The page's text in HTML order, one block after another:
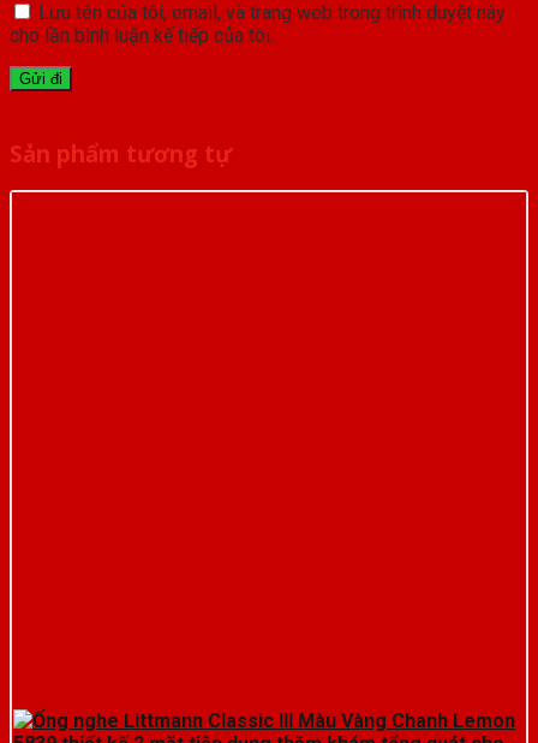
Lưu tên của tôi, email, và trang web trong trình duyệt này
cho lần bình luận kế tiếp của tôi.
Sản phẩm tương tự